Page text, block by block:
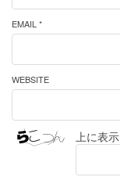
EMAIL *
WEBSITE
上に表